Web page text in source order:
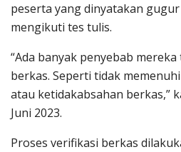
peserta yang dinyatakan
mengikuti tes tulis.
“Ada banyak penyebab
berkas. Seperti tidak
atau ketidakabsahan berkas,”
Juni 2023.
Proses verifikasi berkas